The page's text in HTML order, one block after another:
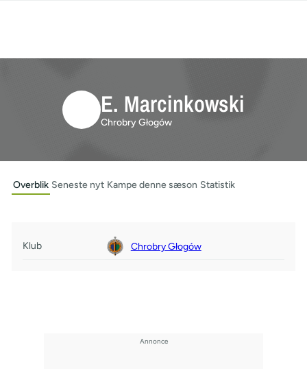
E. Marcinkowski
Chrobry Głogów
Overblik Seneste nyt Kampe denne sæson Statistik
Klub Chrobry Głogów